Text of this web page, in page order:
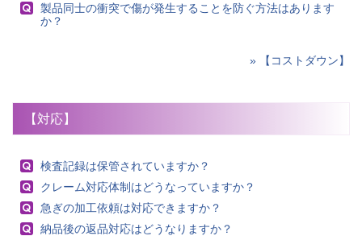
製品同士の衝突で傷が発生することを防ぐ方法はあります
か？
» 【コストダウン】
【対応】
検査記録は保管されていますか？
クレーム対応体制はどうなっていますか？
急ぎの加工依頼は対応できますか？
納品後の返品対応はどうなりますか？